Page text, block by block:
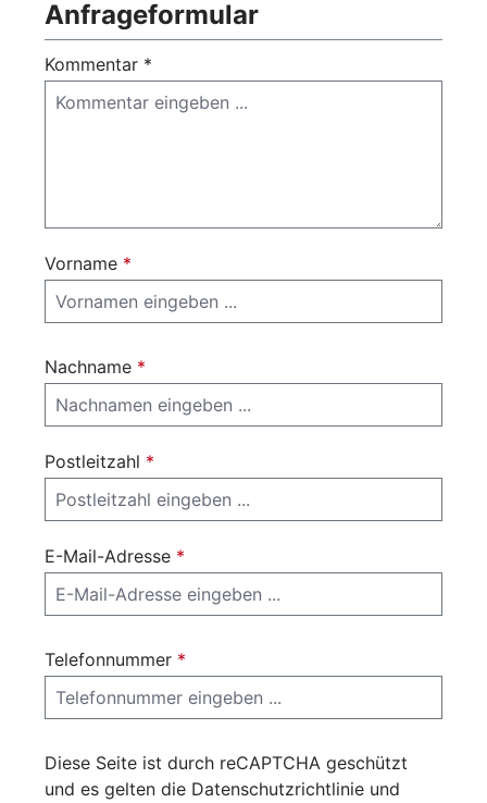
Anfrageformular
Kommentar *
Vorname *
Nachname *
Postleitzahl *
E-Mail-Adresse *
Telefonnummer *
Diese Seite ist durch reCAPTCHA geschützt
und es gelten die Datenschutzrichtlinie und